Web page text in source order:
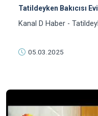
Tatildeyken Bakıcısı
Kanal D Haber -
05.03.2025